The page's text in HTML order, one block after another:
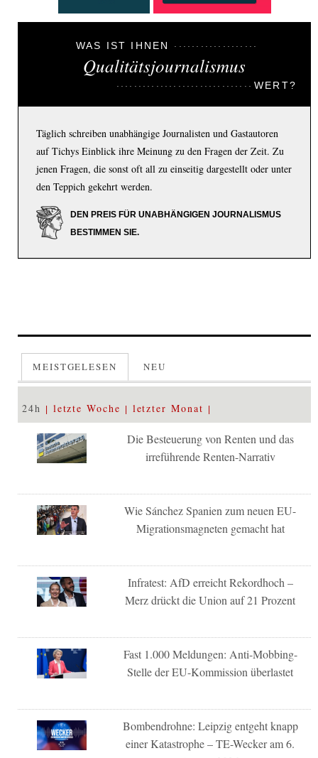
WAS IST IHNEN
Qualitätsjournalismus
WERT?
Täglich schreiben unabhängige Journalisten und Gastautoren
auf Tichys Einblick ihre Meinung zu den Fragen der Zeit. Zu
jenen Fragen, die sonst oft all zu einseitig dargestellt oder unter
den Teppich gekehrt werden.
DEN PREIS FÜR UNABHÄNGIGEN JOURNALISMUS
BESTIMMEN SIE.
MEISTGELESEN NEU
24h letzte Woche letzter Monat
Die Besteuerung von Renten und das
irreführende Renten-Narrativ
Wie Sánchez Spanien zum neuen EU-
Migrationsmagneten gemacht hat
Infratest: AfD erreicht Rekordhoch –
Merz drückt die Union auf 21 Prozent
Fast 1.000 Meldungen: Anti-Mobbing-
Stelle der EU-Kommission überlastet
Bombendrohne: Leipzig entgeht knapp
einer Katastrophe – TE-Wecker am 6.